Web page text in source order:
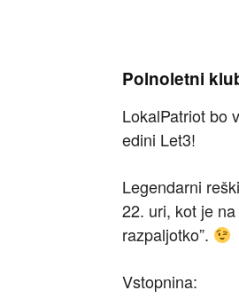
Polnoletni
LokalPatriot bo
edini Let3!
Legendarni
22. uri, kot je
razpaljotko”.
Vstopnina: